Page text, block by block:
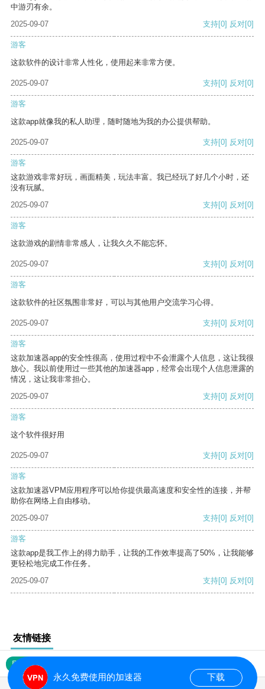
中游刃有余。
2025-09-07
支持[0] 反对[0]
游客
这款软件的设计非常人性化，使用起来非常方便。
2025-09-07 支持[0] 反对[0]
游客
这款app就像我的私人助理，随时随地为我的办公提供帮助。
2025-09-07 支持[0] 反对[0]
游客
这款游戏非常好玩，画面精美，玩法丰富。我已经玩了好几个小时，还
没有玩腻。
2025-09-07
支持[0] 反对[0]
游客
这款游戏的剧情非常感人，让我久久不能忘怀。
2025-09-07 支持[0] 反对[0]
游客
这款软件的社区氛围非常好，可以与其他用户交流学习心得。
2025-09-07 支持[0] 反对[0]
游客
这款加速器app的安全性很高，使用过程中不会泄露个人信息，这让我很
放心。我以前使用过一些其他的加速器app，经常会出现个人信息泄露的
情况，这让我非常担心。
2025-09-07
支持[0] 反对[0]
游客
这个软件很好用
2025-09-07 支持[0] 反对[0]
游客
这款加速器VPM应用程序可以给你提供最高速度和安全性的连接，并帮
助你在网络上自由移动。
2025-09-07
支持[0] 反对[0]
游客
这款app是我工作上的得力助手，让我的工作效率提高了50%，让我能够
更轻松地完成工作任务。
2025-09-07
支持[0] 反对[0]
友情链接
网站地图
永久免费使用的加速器 下载